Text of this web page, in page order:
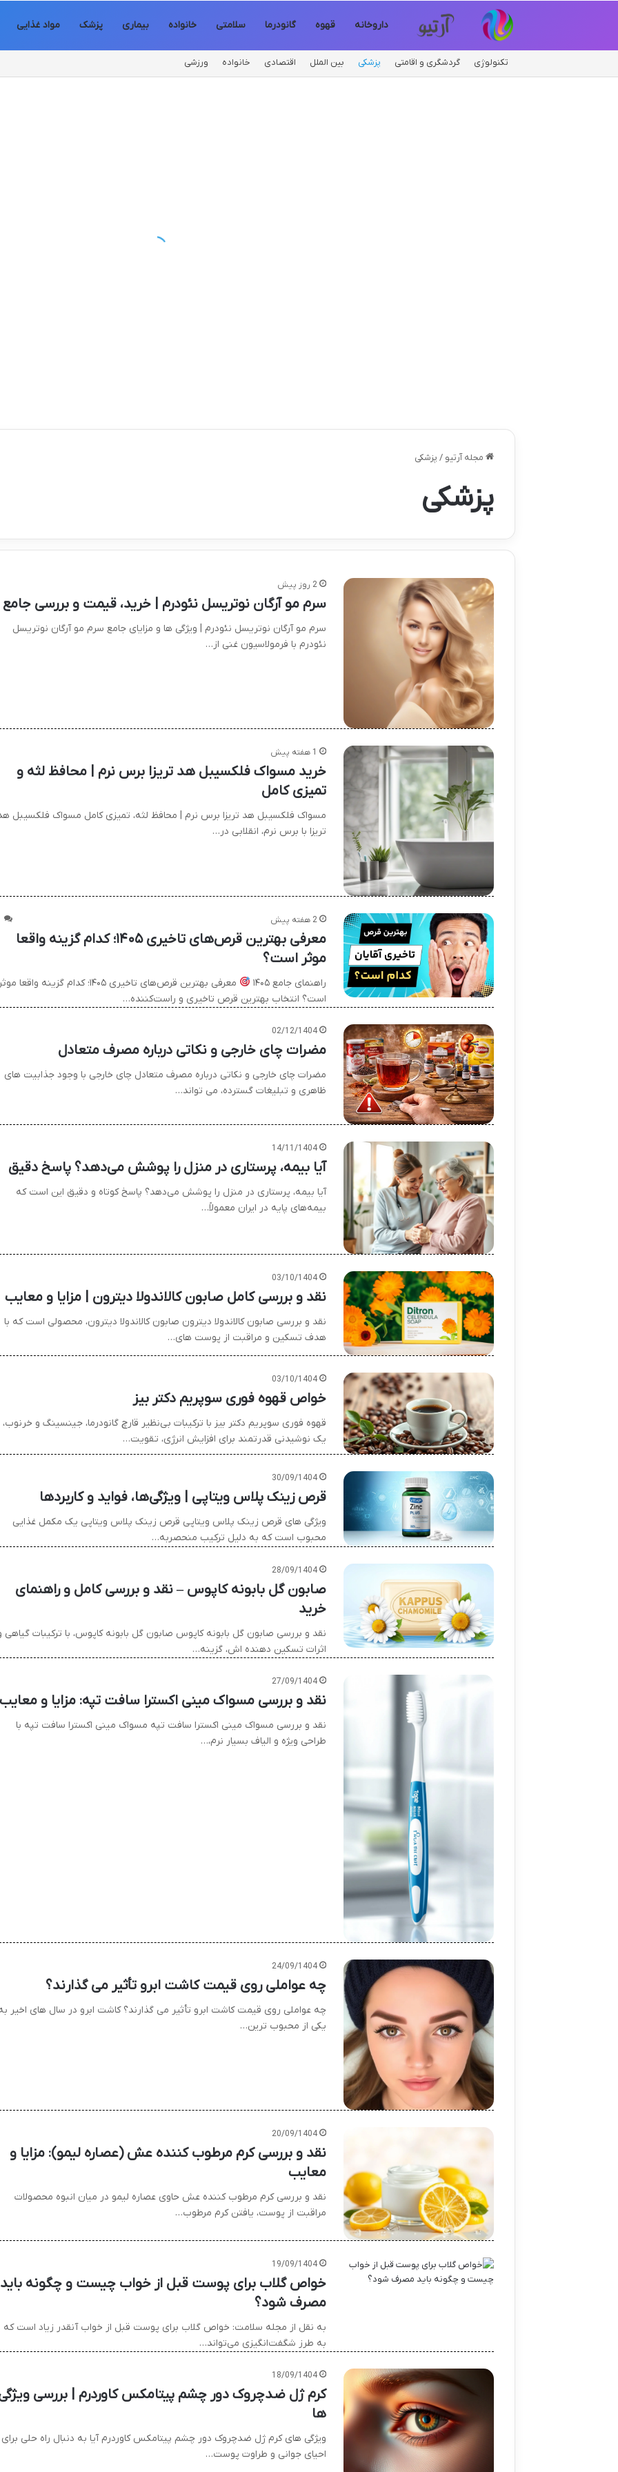
داروخانه قهوه گانودرما سلامتی خانواده بیماری پزشک مواد غذایی
تکنولوژی گردشگری و اقامتی پزشکی بین الملل اقتصادی خانواده ورزشی
مجله آرتیو / پزشکی
پزشکی
2 روز پیش
سرم مو آرگان نوتریسل نئودرم | خرید، قیمت و بررسی جامع
سرم مو آرگان نوتریسل نئودرم | ویژگی ها و مزایای جامع سرم مو آرگان نوتریسل
نئودرم با فرمولاسیون غنی از…
1 هفته پیش
خرید مسواک فلکسیبل هد تریزا برس نرم | محافظ لثه و
تمیزی کامل
مسواک فلکسیبل هد تریزا برس نرم | محافظ لثه، تمیزی کامل مسواک فلکسیبل
تریزا با برس نرم، انقلابی در…
2 هفته پیش
معرفی بهترین قرص‌های تاخیری ۱۴۰۵؛ کدام گزینه واقعا
موثر است؟
راهنمای جامع ۱۴۰۵
معرفی بهترین قرص‌های تاخیری ۱۴۰۵؛ کدام گزینه واقعا
است؟ انتخاب بهترین قرص تاخیری و راست‌کننده…
02/12/1404
مضرات چای خارجی و نکاتی درباره مصرف متعادل
مضرات چای خارجی و نکاتی درباره مصرف متعادل چای خارجی با وجود جذابیت های
ظاهری و تبلیغات گسترده، می تواند…
14/11/1404
آیا بیمه، پرستاری در منزل را پوشش می‌دهد؟ پاسخ دقیق
آیا بیمه، پرستاری در منزل را پوشش می‌دهد؟ پاسخ کوتاه و دقیق این است که
بیمه‌های پایه در ایران معمولاً…
03/10/1404
نقد و بررسی کامل صابون کالاندولا دیترون | مزایا و معایب
نقد و بررسی صابون کالاندولا دیترون صابون کالاندولا دیترون، محصولی است که با
هدف تسکین و مراقبت از پوست های…
03/10/1404
خواص قهوه فوری سوپریم دکتر بیز
قهوه فوری سوپریم دکتر بیز با ترکیبات بی‌نظیر قارچ گانودرما، جینسینگ و خرنوب،
یک نوشیدنی قدرتمند برای افزایش انرژی، تقویت…
30/09/1404
قرص زینک پلاس ویتاپی | ویژگی‌ها، فواید و کاربردها
ویژگی های قرص زینک پلاس ویتاپی قرص زینک پلاس ویتاپی یک مکمل غذایی
محبوب است که به دلیل ترکیب منحصربه…
28/09/1404
صابون گل بابونه کاپوس – نقد و بررسی کامل و راهنمای
خرید
نقد و بررسی صابون گل بابونه کاپوس صابون گل بابونه کاپوس، با ترکیبات گیاهی
اثرات تسکین دهنده اش، گزینه…
27/09/1404
نقد و بررسی مسواک مینی اکسترا سافت تپه: مزایا و
نقد و بررسی مسواک مینی اکسترا سافت تپه مسواک مینی اکسترا سافت تپه با
طراحی ویژه و الیاف بسیار نرم،…
24/09/1404
چه عواملی روی قیمت کاشت ابرو تأثیر می گذارند؟
چه عواملی روی قیمت کاشت ابرو تأثیر می گذارند؟ کاشت ابرو در سال های اخیر
یکی از محبوب ترین…
20/09/1404
نقد و بررسی کرم مرطوب کننده عش (عصاره لیمو): مزایا و
معایب
نقد و بررسی کرم مرطوب کننده عش حاوی عصاره لیمو در میان انبوه محصولات
مراقبت از پوست، یافتن کرم مرطوب…
19/09/1404
خواص گلاب برای پوست قبل از خواب چیست و چگونه باید
مصرف شود؟
به نقل از مجله سلامت: خواص گلاب برای پوست قبل از خواب آنقدر زیاد است که
به طرز شگفت‌انگیزی می‌تواند…
18/09/1404
کرم ژل ضدچروک دور چشم پیتامکس کاوردرم | بررسی
ها
ویژگی های کرم ژل ضدچروک دور چشم پیتامکس کاوردرم آیا به دنبال راه حلی برای
احیای جوانی و طراوت پوست…